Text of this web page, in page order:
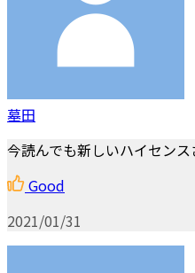
墓田
今読んでも新しいハイセンス
Good
2021/01/31